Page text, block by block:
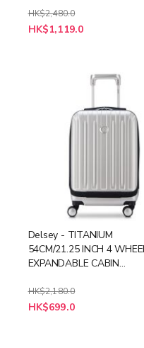
HK$2,480.0
特
殊
HK$1,119.0
Delsey - TITANIUM
54CM/21.25 INCH 4
EXPANDABLE CABIN
HK$2,180.0
特
殊
HK$699.0